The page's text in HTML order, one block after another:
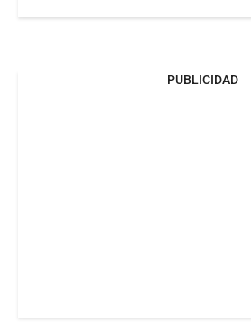
PUBLICIDAD